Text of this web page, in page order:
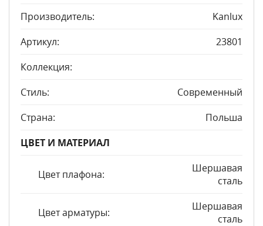
Производитель:
Kanlux
Артикул:
23801
Коллекция:
Стиль:
Современный
Страна:
Польша
ЦВЕТ И МАТЕРИАЛ
Цвет плафона:
Шершавая
сталь
Цвет арматуры:
Шершавая
сталь